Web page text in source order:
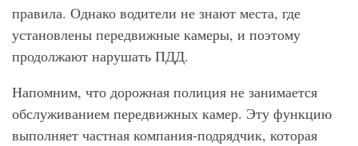
правила. Однако водители не знают места, где
установлены передвижные камеры, и поэтому
продолжают нарушать ПДД.
Напомним, что дорожная полиция не занимается
обслуживанием передвижных камер. Эту функцию
выполняет частная компания-подрядчик, которая